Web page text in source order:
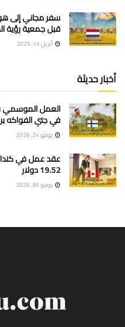
سفر مجاني إلى
قبل جمعية رؤية
أبريل 14, 2025
أخبار حديثة
في جني الفواكه برواتب
يوليو 24, 2026
19.52 دولار
يونيو 30, 2026